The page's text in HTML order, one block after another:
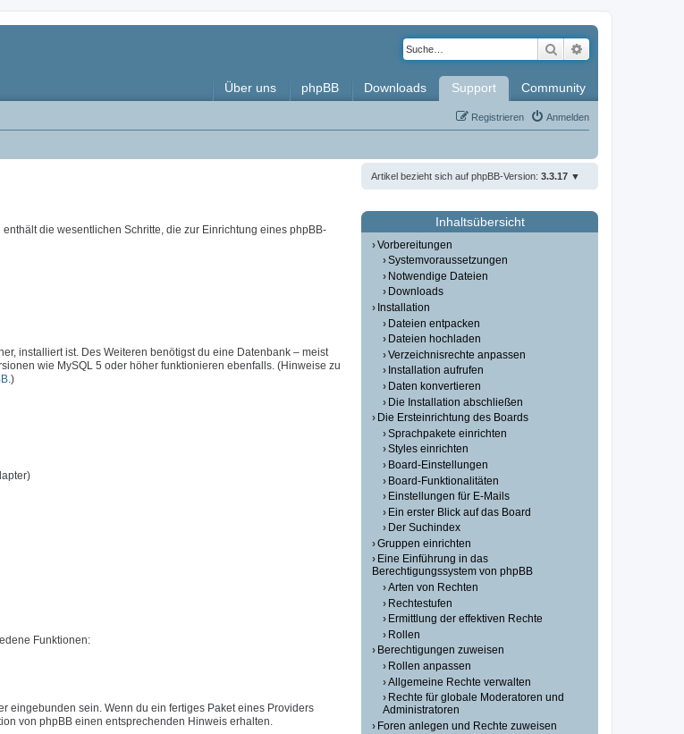
Suche
Über uns phpBB Downloads Support Community
Anmelden
Registrieren
Artikel bezieht sich auf phpBB-Version: 3.3.17
die wesentlichen Schritte, die zur Einrichtung eines phpBB-
installiert ist. Des Weiteren benötigst du eine Datenbank – meist
wie MySQL 5 oder höher funktionieren ebenfalls. (Hinweise zu
.)
Funktionen:
eingebunden sein. Wenn du ein fertiges Paket eines Providers
von phpBB einen entsprechenden Hinweis erhalten.
Inhaltsübersicht
Vorbereitungen
Systemvoraussetzungen
Notwendige Dateien
Downloads
Installation
Dateien entpacken
Dateien hochladen
Verzeichnisrechte anpassen
Installation aufrufen
Daten konvertieren
Die Installation abschließen
Die Ersteinrichtung des Boards
Sprachpakete einrichten
Styles einrichten
Board-Einstellungen
Board-Funktionalitäten
Einstellungen für E-Mails
Ein erster Blick auf das Board
Der Suchindex
Gruppen einrichten
Eine Einführung in das
Berechtigungssystem von phpBB
Arten von Rechten
Rechtestufen
Ermittlung der effektiven Rechte
Rollen
Berechtigungen zuweisen
Rollen anpassen
Allgemeine Rechte verwalten
Rechte für globale Moderatoren und
Administratoren
Foren anlegen und Rechte zuweisen